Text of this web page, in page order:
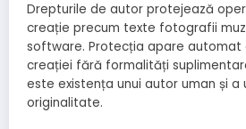
Drepturile de autor protejează
creație precum texte fotografii
software. Protecția apare automat
creației fără formalități
este existența unui autor uman și a
originalitate.